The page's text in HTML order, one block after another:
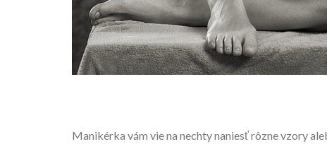
Manikérka vám vie na nechty naniesť rôzne vzory